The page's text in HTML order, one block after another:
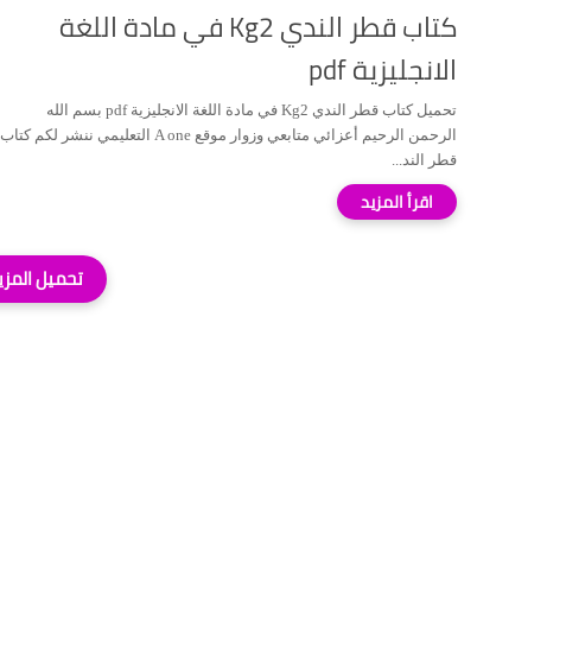
كتاب قطر الندي Kg2 في مادة اللغة
الانجليزية pdf
تحميل كتاب قطر الندي Kg2 في مادة اللغة الانجليزية pdf بسم الله
الرحمن الرحيم أعزائي متابعي وزوار موقع A one التعليمي ننشر لكم كتاب
قطر الند...